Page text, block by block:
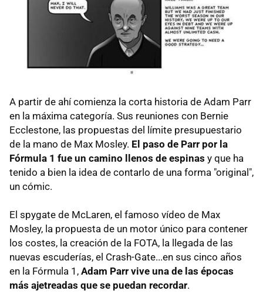
A partir de ahí comienza la corta historia de Adam Parr
en la máxima categoría. Sus reuniones con Bernie
Ecclestone, las propuestas del límite presupuestario
de la mano de Max Mosley. El paso de Parr por la
Fórmula 1 fue un camino llenos de espinas y que ha
tenido a bien la idea de contarlo de una forma "original",
un cómic.
El spygate de McLaren, el famoso vídeo de Max
Mosley, la propuesta de un motor único para contener
los costes, la creación de la FOTA, la llegada de las
nuevas escuderías, el Crash-Gate...en sus cinco años
en la Fórmula 1, Adam Parr vive una de las épocas
más ajetreadas que se puedan recordar.